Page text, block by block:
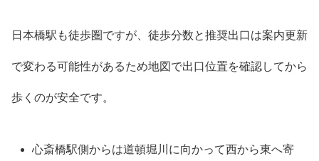
日本橋駅も徒歩圏ですが、徒歩分数と推奨出口は案内更新
で変わる可能性があるため地図で出口位置を確認してから
歩くのが安全です。
心斎橋駅側からは道頓堀川に向かって西から東へ寄